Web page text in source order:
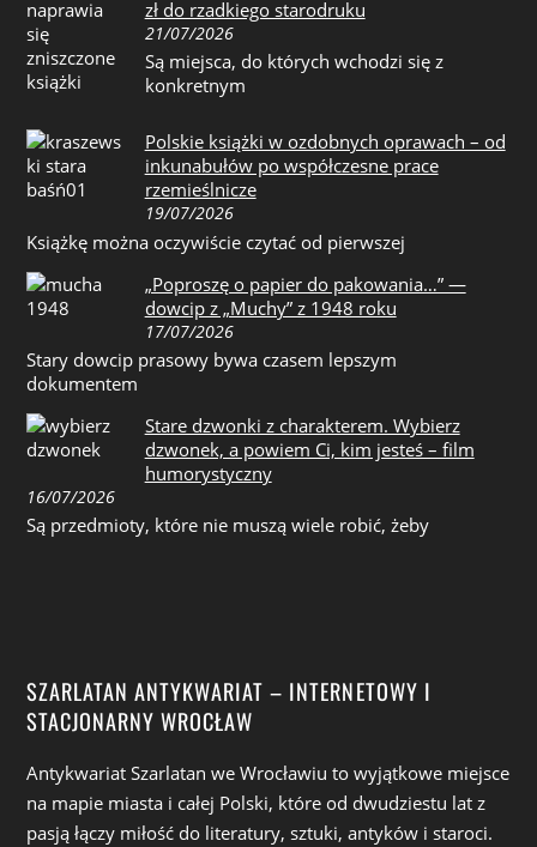
zł do rzadkiego starodruku
21/07/2026
Są miejsca, do których wchodzi się z
konkretnym
Polskie książki w ozdobnych oprawach – od
inkunabułów po współczesne prace
rzemieślnicze
19/07/2026
Książkę można oczywiście czytać od pierwszej
„Poproszę o papier do pakowania…” —
dowcip z „Muchy” z 1948 roku
17/07/2026
Stary dowcip prasowy bywa czasem lepszym
dokumentem
Stare dzwonki z charakterem. Wybierz
dzwonek, a powiem Ci, kim jesteś – film
humorystyczny
16/07/2026
Są przedmioty, które nie muszą wiele robić, żeby
SZARLATAN ANTYKWARIAT – INTERNETOWY I
STACJONARNY WROCŁAW
Antykwariat Szarlatan we Wrocławiu to wyjątkowe miejsce
na mapie miasta i całej Polski, które od dwudziestu lat z
pasją łączy miłość do literatury, sztuki, antyków i staroci.